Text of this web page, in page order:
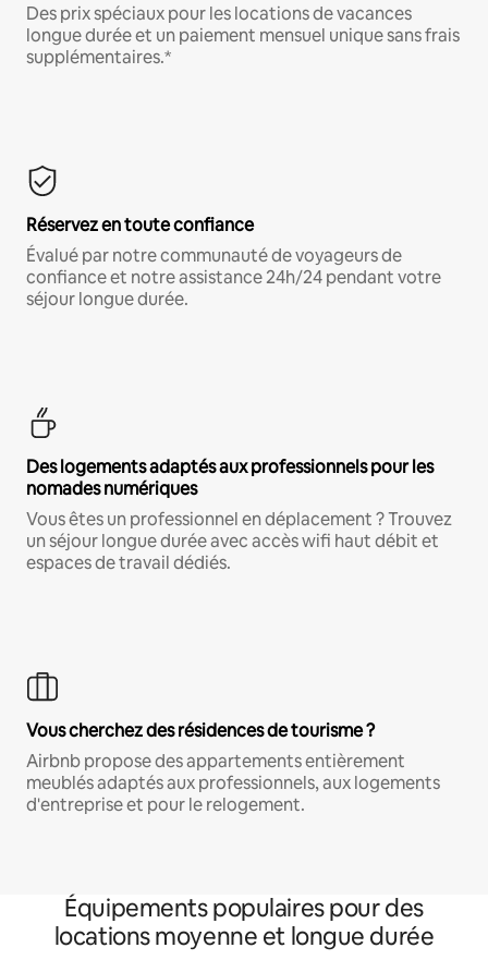
Des prix spéciaux pour les locations de vacances
longue durée et un paiement mensuel unique sans frais
supplémentaires.*
Réservez en toute confiance
Évalué par notre communauté de voyageurs de
confiance et notre assistance 24h/24 pendant votre
séjour longue durée.
Des logements adaptés aux professionnels pour les
nomades numériques
Vous êtes un professionnel en déplacement ? Trouvez
un séjour longue durée avec accès wifi haut débit et
espaces de travail dédiés.
Vous cherchez des résidences de tourisme ?
Airbnb propose des appartements entièrement
meublés adaptés aux professionnels, aux logements
d'entreprise et pour le relogement.
Équipements populaires pour des
locations moyenne et longue durée